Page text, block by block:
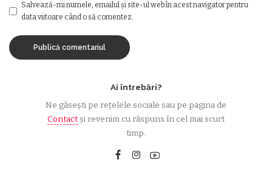
Salvează-mi numele, emailul și site-ul web în acest navigator pentru
data viitoare când o să comentez.
Ai întrebări?
Ne găsești pe rețelele sociale sau pe pagina de
Contactși revenim cu răspuns în cel mai scurt
timp.